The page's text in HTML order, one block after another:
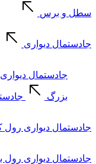
سطل و برس
جادستمال دیواری
جادستمال
بزرگ
جادستمال دیواری
جادستمال دیواری رول